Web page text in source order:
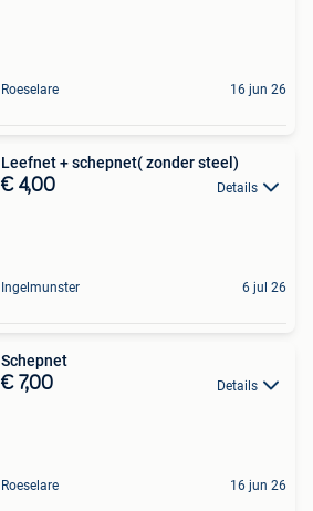
Roeselare 16 jun 26
Leefnet + schepnet( zonder steel)
€ 4,00 Details
Ingelmunster 6 jul 26
Schepnet
€ 7,00 Details
Roeselare 16 jun 26